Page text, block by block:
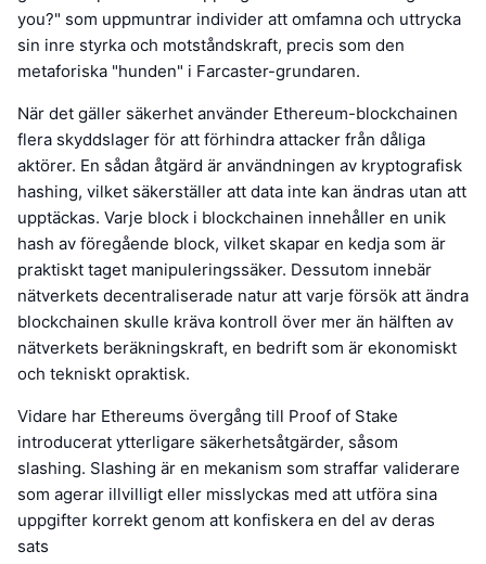
you?" som uppmuntrar individer att omfamna och uttrycka
sin inre styrka och motståndskraft, precis som den
metaforiska "hunden" i Farcaster-grundaren.
När det gäller säkerhet använder Ethereum-blockchainen
flera skyddslager för att förhindra attacker från dåliga
aktörer. En sådan åtgärd är användningen av kryptografisk
hashing, vilket säkerställer att data inte kan ändras utan att
upptäckas. Varje block i blockchainen innehåller en unik
hash av föregående block, vilket skapar en kedja som är
praktiskt taget manipuleringssäker. Dessutom innebär
nätverkets decentraliserade natur att varje försök att ändra
blockchainen skulle kräva kontroll över mer än hälften av
nätverkets beräkningskraft, en bedrift som är ekonomiskt
och tekniskt opraktisk.
Vidare har Ethereums övergång till Proof of Stake
introducerat ytterligare säkerhetsåtgärder, såsom
slashing. Slashing är en mekanism som straffar validerare
som agerar illvilligt eller misslyckas med att utföra sina
uppgifter korrekt genom att konfiskera en del av deras
sats